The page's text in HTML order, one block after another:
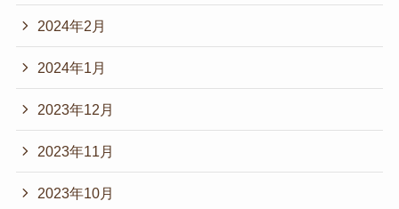
2024年2月
2024年1月
2023年12月
2023年11月
2023年10月